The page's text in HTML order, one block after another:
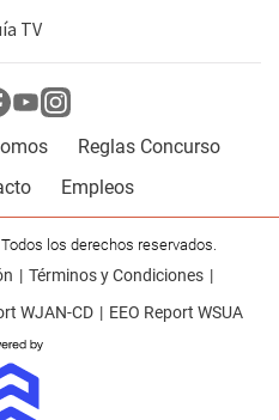
TV
Reglas Concurso
Empleos
los derechos reservados.
Términos y Condiciones
WJAN-CD EEO Report WSUA